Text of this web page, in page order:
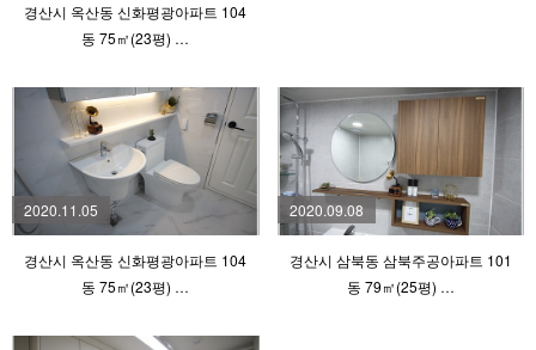
경산시 옥산동 신화평광아파트 104
동 75㎡(23평) …
2020.11.05
경산시 옥산동 신화평광아파트 104
동 75㎡(23평) …
2020.09.08
경산시 삼북동 삼북주공아파트 101
동 79㎡(25평) …